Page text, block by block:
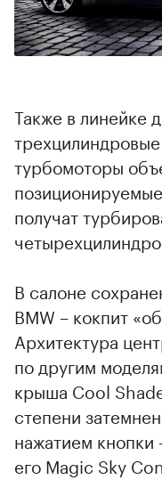
Также в линейке
турбомоторы
получат
В салоне
BMW – кокпит
Архитектура
по другим
крыша Cool
степени
нажатием кнопки
его Magic Sky